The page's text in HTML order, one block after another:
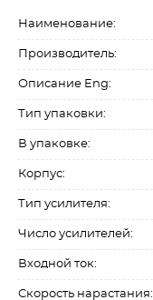
Наименование:
Производитель:
Описание Eng:
Тип упаковки:
В упаковке:
Корпус:
Тип усилителя:
Число усилителей:
Входной ток:
Скорость нарастания: